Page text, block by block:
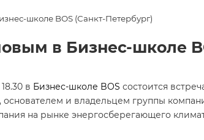
школе BOS (Санкт-Петербург)
в Бизнес-школе
в Бизнес-школе BOS состоится
и владельцем группы
на рынке энергосберегающего